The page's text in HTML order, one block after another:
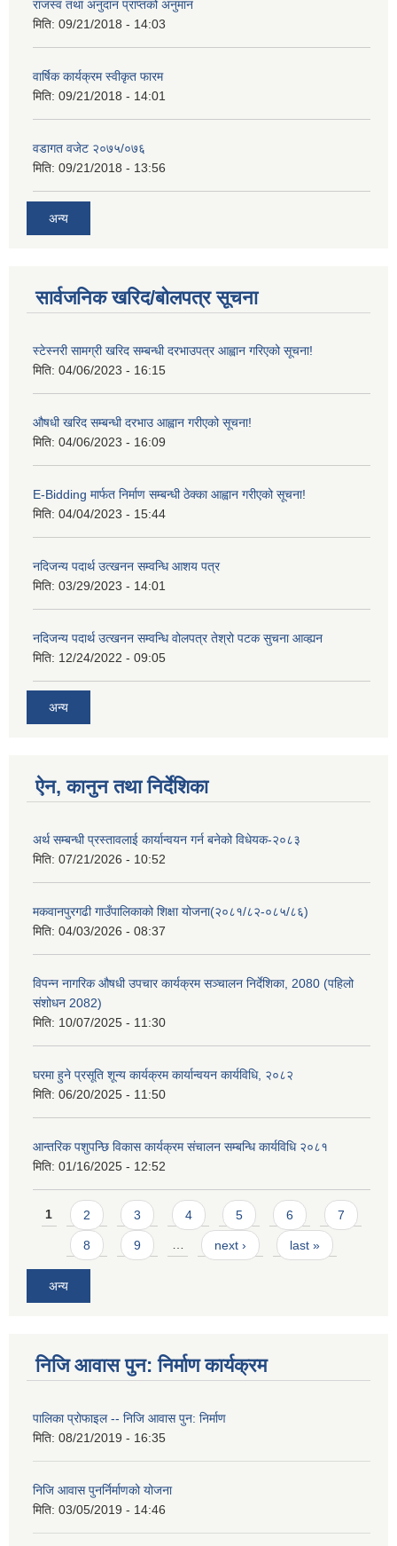
राजस्व तथा अनुदान प्राप्तको अनुमान
मिति: 09/21/2018 - 14:03
वार्षिक कार्यक्रम स्वीकृत फारम
मिति: 09/21/2018 - 14:01
वडागत वजेट २०७५/०७६
मिति: 09/21/2018 - 13:56
अन्य
सार्वजनिक खरिद/बोलपत्र सूचना
स्टेस्नरी सामग्री खरिद सम्बन्धी दरभाउपत्र आह्वान गरिएको सूचना!
मिति: 04/06/2023 - 16:15
औषधी खरिद सम्बन्धी दरभाउ आह्वान गरीएको सूचना!
मिति: 04/06/2023 - 16:09
E-Bidding मार्फत निर्माण सम्बन्धी ठेक्का आह्वान गरीएको सूचना!
मिति: 04/04/2023 - 15:44
नदिजन्य पदार्थ उत्खनन सम्वन्धि आशय पत्र
मिति: 03/29/2023 - 14:01
नदिजन्य पदार्थ उत्खनन सम्वन्धि वोलपत्र तेश्रो पटक सुचना आव्ह्यन
मिति: 12/24/2022 - 09:05
अन्य
ऐन, कानुन तथा निर्देशिका
अर्थ सम्बन्धी प्रस्तावलाई कार्यान्वयन गर्न बनेको विधेयक-२०८३
मिति: 07/21/2026 - 10:52
मकवानपुरगढी गाउँपालिकाको शिक्षा योजना(२०८१/८२-०८५/८६)
मिति: 04/03/2026 - 08:37
विपन्न नागरिक औषधी उपचार कार्यक्रम सञ्चालन निर्देशिका, 2080 (पहिलो
संशोधन 2082)
मिति: 10/07/2025 - 11:30
घरमा हुने प्रसूति शून्य कार्यक्रम कार्यान्वयन कार्यविधि, २०८२
मिति: 06/20/2025 - 11:50
आन्तरिक पशुपन्छि विकास कार्यक्रम संचालन सम्बन्धि कार्यविधि २०८१
मिति: 01/16/2025 - 12:52
Pages
1 2 3 4 5 6 7
8 9 … next › last »
अन्य
निजि आवास पुन: निर्माण कार्यक्रम
पालिका प्राेफाइल -- निजि आवास पुन: निर्माण
मिति: 08/21/2019 - 16:35
निजि आवास पुनर्निर्माणको योजना
मिति: 03/05/2019 - 14:46